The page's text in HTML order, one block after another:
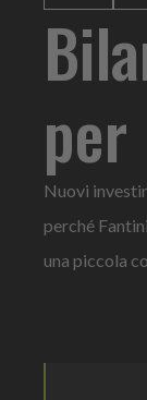
per
Nuovi
perché
una piccola